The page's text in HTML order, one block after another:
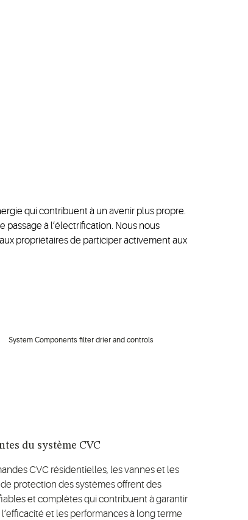
qui contribuent à un avenir plus propre.
à l’électrification. Nous nous
propriétaires de participer activement aux
du système CVC
CVC résidentielles, les vannes et les
protection des systèmes offrent des
et complètes qui contribuent à garantir
et les performances à long terme